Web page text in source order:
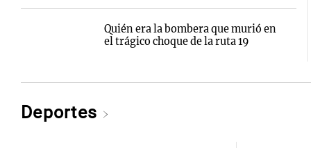
Quién era la bombera que murió en
el trágico choque de la ruta 19
Deportes